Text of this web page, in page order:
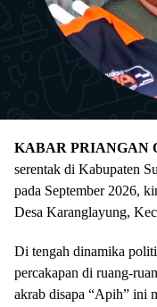
KABAR PRIANGAN
serentak di Kabupaten
pada September 2026,
Desa Karanglayung,
Di tengah dinamika
percakapan di ruang-
akrab disapa “Apih” ini